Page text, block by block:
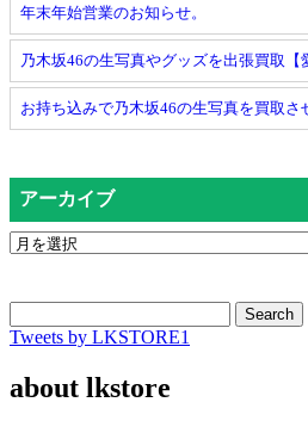
年末年始営業のお知らせ。
乃木坂46の生写真やグッズを出張買取【
お持ち込みで乃木坂46の生写真を買取さ
アーカイブ
Search
Tweets by LKSTORE1
about lkstore